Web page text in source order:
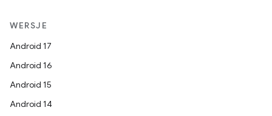
WERSJE
Android 17
Android 16
Android 15
Android 14